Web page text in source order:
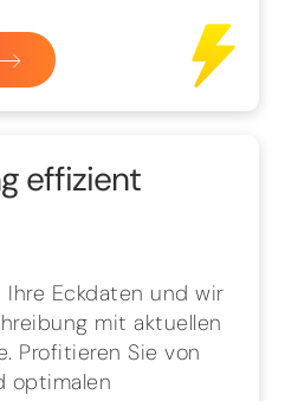
effizient
Eckdaten und wir
mit aktuellen
Profitieren Sie von
optimalen